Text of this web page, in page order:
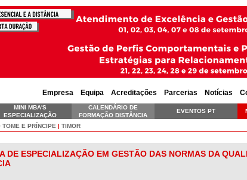
Empresa Equipa Acreditações Parcerias Notícias
MINI MBA'S
ESPECIALIZAÇÃO
SKILLS EXECUTIVE
CALENDÁRIO DE
FORMAÇÃO DISTÂNCIA
EVENTOS PT
TOME E PRÍNCIPE | TIMOR
DE ESPECIALIZAÇÃO EM GESTÃO DAS NORMAS DA